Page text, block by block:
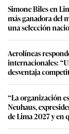
Simone Biles en
más ganadora del
una selección
Aerolíneas
internacionales:
desventaja
“La organización
Neuhaus,
de Lima 2027 y en